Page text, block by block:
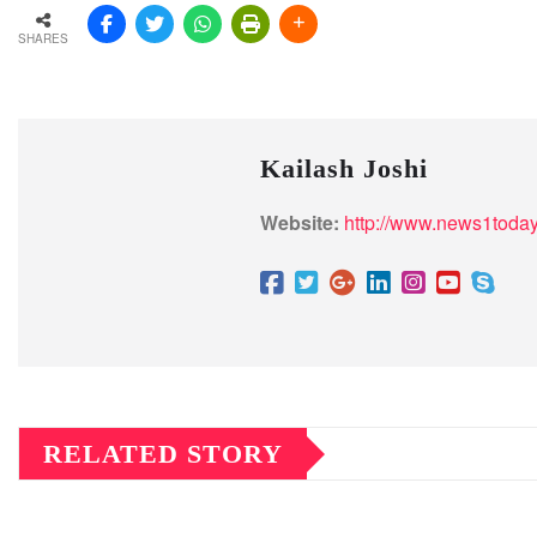
SHARES
Kailash Joshi
Website: http://
RELATED STORY